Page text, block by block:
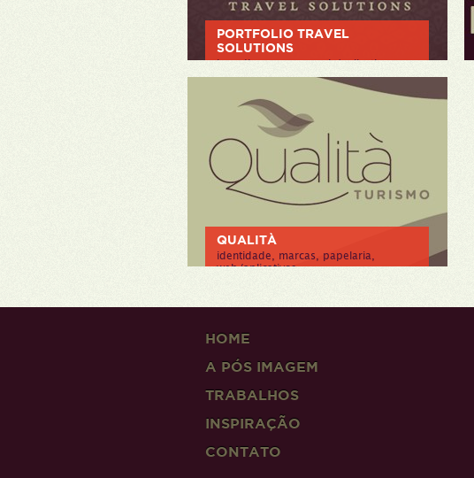
PORTFOLIO TRAVEL
SOLUTIONS
branding, marcas, web/aplicativos
> VER PROJETO
QUALITÀ
identidade, marcas, papelaria,
web/aplicativos
HOME
A PÓS IMAGEM
TRABALHOS
INSPIRAÇÃO
CONTATO